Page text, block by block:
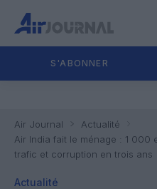
S'ABONNER
Air Journal
Actualité
Air India fait le ménage : 1 000
trafic et corruption en trois ans
Actualité